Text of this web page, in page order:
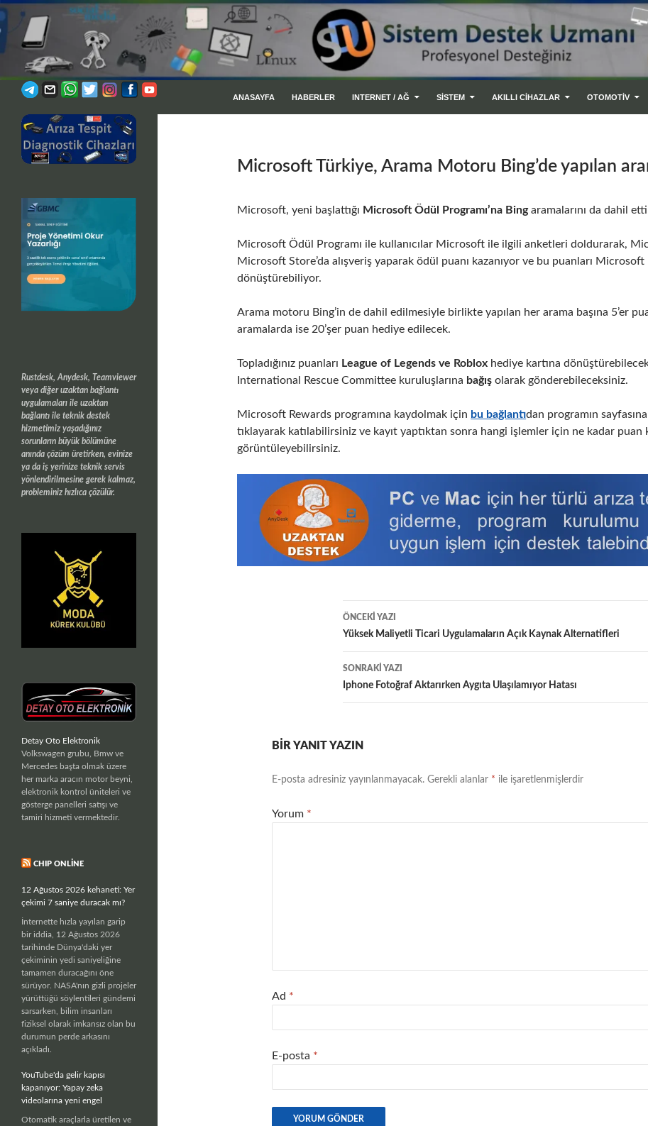
ANASAYFA
HABERLER INTERNET / AĞ SİSTEM AKILLI CIHAZLAR OTOMOTİV
Microsoft Türkiye, Arama Motoru Bing’de yapılan
Microsoft, yeni başlattığı Microsoft Ödül Programı’na Bingaramalarını da dahil etti
Microsoft Ödül Programı ile kullanıcılar Microsoft ile ilgili anketleri doldurarak,
Microsoft Store’da alışveriş yaparak ödül puanı kazanıyor ve bu puanları
dönüştürebiliyor.
Arama motoru Bing’in de dahil edilmesiyle birlikte yapılan her arama başına 5’er
aramalarda ise 20’şer puan hediye edilecek.
Topladığınız puanları League of Legends ve Roblox hediye kartına
International Rescue Committee kuruluşlarına bağışolarak gönderebileceksiniz.
Microsoft Rewards programına kaydolmak için bu bağlantıdan programın
tıklayarak katılabilirsiniz ve kayıt yaptıktan sonra hangi işlemler için ne kadar puan
görüntüleyebilirsiniz.
Yazı
dolaşımı
ÖNCEKI YAZI
Yüksek Maliyetli Ticari Uygulamaların Açık Kaynak Alternatifleri
SONRAKI YAZI
Iphone Fotoğraf Aktarırken Aygıta Ulaşılamıyor Hatası
BIR YANIT YAZIN
E-posta adresiniz yayınlanmayacak. Gerekli alanlar * ile işaretlenmişlerdir
Yorum *
Ad *
E-posta *
Rustdesk, Anydesk, Teamviewer
veya diğer uzaktan bağlantı
uygulamaları ile uzaktan
bağlantı ile teknik destek
hizmetimiz yaşadığınız
sorunların büyük bölümüne
anında çözüm üretirken, evinize
ya da iş yerinize teknik servis
yönlendirilmesine gerek kalmaz,
probleminiz hızlıca çözülür.
Detay Oto Elektronik
Volkswagen grubu, Bmw ve
Mercedes başta olmak üzere
her marka aracın motor beyni,
elektronik kontrol üniteleri ve
gösterge panelleri satışı ve
tamiri hizmeti vermektedir.
CHIP ONLINE
12 Ağustos 2026 kehaneti: Yer
çekimi 7 saniye duracak mı?
İnternette hızla yayılan garip
bir iddia, 12 Ağustos 2026
tarihinde Dünya'daki yer
çekiminin yedi saniyeliğine
tamamen duracağını öne
sürüyor. NASA'nın gizli projeler
yürüttüğü söylentileri gündemi
sarsarken, bilim insanları
fiziksel olarak imkansız olan bu
durumun perde arkasını
açıkladı.
YouTube'da gelir kapısı
kapanıyor: Yapay zeka
videolarına yeni engel
Otomatik araçlarla üretilen ve